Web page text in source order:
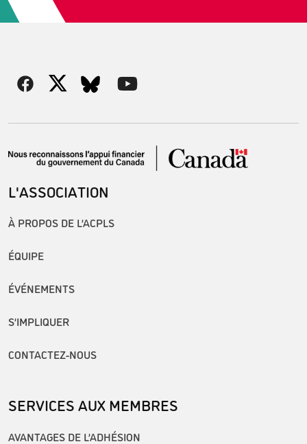
L'ASSOCIATION
À PROPOS DE L’ACPLS
ÉQUIPE
ÉVÉNEMENTS
S’IMPLIQUER
CONTACTEZ-NOUS
SERVICES AUX MEMBRES
AVANTAGES DE L’ADHÉSION